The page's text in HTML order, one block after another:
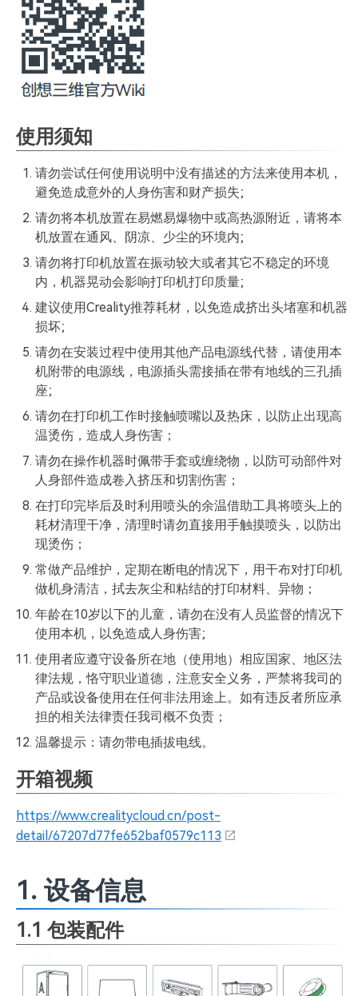
使用须知
请勿尝试任何使用说明中没有描述的方法来使用本机，
避免造成意外的人身伤害和财产损失;
请勿将本机放置在易燃易爆物中或高热源附近，请将本
机放置在通风、阴凉、少尘的环境内;
请勿将打印机放置在振动较大或者其它不稳定的环境
内，机器晃动会影响打印机打印质量;
建议使用Creality推荐耗材，以免造成挤出头堵塞和机器
损坏;
请勿在安装过程中使用其他产品电源线代替，请使用本
机附带的电源线，电源插头需接插在带有地线的三孔插
座;
请勿在打印机工作时接触喷嘴以及热床，以防止出现高
温烫伤，造成人身伤害；
请勿在操作机器时佩带手套或缠绕物，以防可动部件对
人身部件造成卷入挤压和切割伤害；
在打印完毕后及时利用喷头的余温借助工具将喷头上的
耗材清理干净，清理时请勿直接用手触摸喷头，以防出
现烫伤；
常做产品维护，定期在断电的情况下，用干布对打印机
做机身清洁，拭去灰尘和粘结的打印材料、异物；
年龄在10岁以下的儿童，请勿在没有人员监督的情况下
使用本机，以免造成人身伤害;
使用者应遵守设备所在地（使用地）相应国家、地区法
律法规，恪守职业道德，注意安全义务，严禁将我司的
产品或设备使用在任何非法用途上。如有违反者所应承
担的相关法律责任我司概不负责；
温馨提示：请勿带电插拔电线。
开箱视频
https://www.crealitycloud.cn/post-
detail/67207d77fe652baf0579c113
1. 设备信息
1.1 包装配件